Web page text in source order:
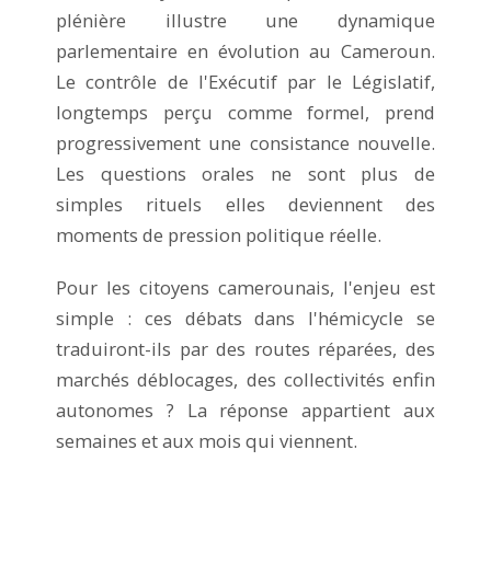
plénière illustre une dynamique
parlementaire en évolution au Cameroun.
Le contrôle de l'Exécutif par le Législatif,
longtemps perçu comme formel, prend
progressivement une consistance nouvelle.
Les questions orales ne sont plus de
simples rituels elles deviennent des
moments de pression politique réelle.
Pour les citoyens camerounais, l'enjeu est
simple : ces débats dans l'hémicycle se
traduiront-ils par des routes réparées, des
marchés déblocages, des collectivités enfin
autonomes ? La réponse appartient aux
semaines et aux mois qui viennent.